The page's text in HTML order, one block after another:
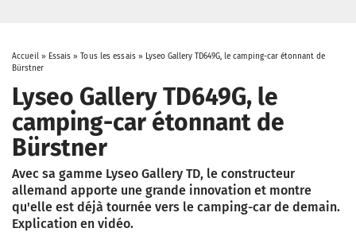
Accueil» Essais »Tous les essais» Lyseo Gallery TD649G, le camping-car étonnant de
Bürstner
Lyseo Gallery TD649G, le
camping-car étonnant de
Bürstner
Avec sa gamme Lyseo Gallery TD, le constructeur
allemand apporte une grande innovation et montre
qu'elle est déjà tournée vers le camping-car de demain.
Explication en vidéo.